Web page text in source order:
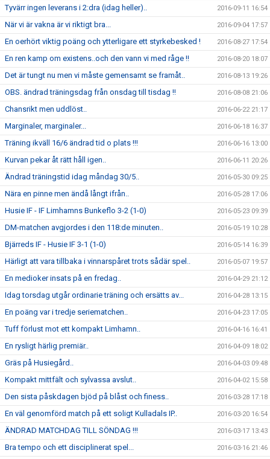
Tyvärr ingen leverans i 2:dra (idag heller).. 2016-09-11 16:54
När vi är vakna är vi riktigt bra... 2016-09-04 17:57
En oerhört viktig poäng och ytterligare ett styrkebesked ! 2016-08-27 17:54
En ren kamp om existens..och den vann vi med råge !! 2016-08-20 18:07
Det är tungt nu men vi måste gemensamt se framåt.. 2016-08-13 19:26
OBS. ändrad träningsdag från onsdag till tisdag !! 2016-08-08 21:06
Chansrikt men uddlöst.. 2016-06-22 21:17
Marginaler, marginaler... 2016-06-18 16:37
Träning ikväll 16/6 ändrad tid o plats !!! 2016-06-16 13:00
Kurvan pekar åt rätt håll igen.. 2016-06-11 20:26
Ändrad träningstid idag måndag 30/5.. 2016-05-30 09:25
Nära en pinne men ändå långt ifrån.. 2016-05-28 17:06
Husie IF - IF Limhamns Bunkeflo 3-2 (1-0) 2016-05-23 09:39
DM-matchen avgjordes i den 118:de minuten.. 2016-05-19 10:28
Bjärreds IF - Husie IF 3-1 (1-0) 2016-05-14 16:39
Härligt att vara tillbaka i vinnarspåret trots sådär spel.. 2016-05-07 19:57
En medioker insats på en fredag.. 2016-04-29 21:12
Idag torsdag utgår ordinarie träning och ersätts av... 2016-04-28 13:15
En poäng var i tredje seriematchen.. 2016-04-23 17:05
Tuff förlust mot ett kompakt Limhamn.. 2016-04-16 16:41
En rysligt härlig premiär.. 2016-04-09 18:02
Gräs på Husiegård.. 2016-04-03 09:48
Kompakt mittfält och sylvassa avslut.. 2016-04-02 15:58
Den sista påskdagen bjöd på blåst och finess.. 2016-03-28 17:18
En väl genomförd match på ett soligt Kulladals IP.. 2016-03-20 16:54
ÄNDRAD MATCHDAG TILL SÖNDAG !!! 2016-03-17 13:43
Bra tempo och ett disciplinerat spel... 2016-03-16 21:46